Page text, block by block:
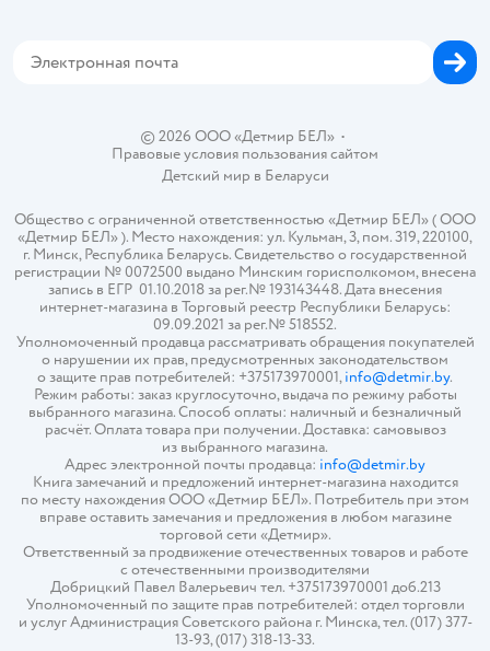
© 2026 ООО «Детмир БЕЛ»•
Правовые условия пользования сайтом
Детский мир в Беларуси
Общество с ограниченной ответственностью «Детмир БЕЛ» ( ООО
«Детмир БЕЛ» ). Место нахождения: ул. Кульман, 3, пом. 319, 220100,
г. Минск, Республика Беларусь. Свидетельство о государственной
регистрации № 0072500 выдано Минским горисполкомом, внесена
запись в ЕГР 01.10.2018 за рег.№ 193143448. Дата внесения
интернет-магазина в Торговый реестр Республики Беларусь:
09.09.2021 за рег.№ 518552.
Уполномоченный продавца рассматривать обращения покупателей
о нарушении их прав, предусмотренных законодательством
о защите прав потребителей: +375173970001,info@detmir.by.
Режим работы: заказ круглосуточно, выдача по режиму работы
выбранного магазина. Способ оплаты: наличный и безналичный
расчёт. Оплата товара при получении. Доставка: самовывоз
из выбранного магазина.
Адрес электронной почты продавца: info@detmir.by
Книга замечаний и предложений интернет-магазина находится
по месту нахождения ООО «Детмир БЕЛ». Потребитель при этом
вправе оставить замечания и предложения в любом магазине
торговой сети «Детмир».
Ответственный за продвижение отечественных товаров и работе
с отечественными производителями
Добрицкий Павел Валерьевич тел. +375173970001 доб.213
Уполномоченный по защите прав потребителей: отдел торговли
и услуг Администрация Советского района г. Минска, тел. (017) 377-
13-93, (017) 318-13-33.